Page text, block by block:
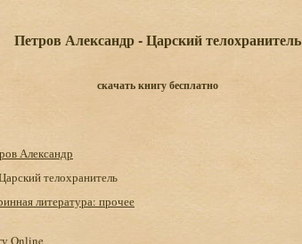
Петров Александр - Царский телохранитель
скачать книгу бесплатно
Александр
телохранитель
литература: прочее
Online